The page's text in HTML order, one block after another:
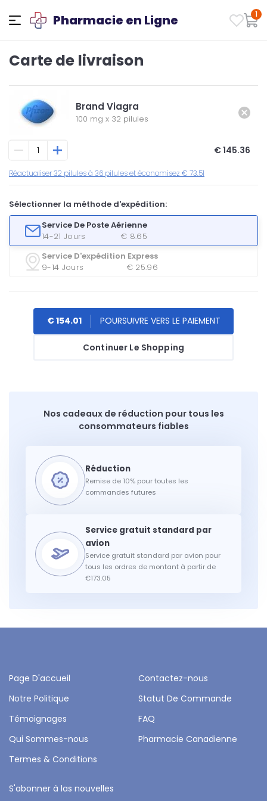
Pharmacie en Ligne 1
Carte de livraison
Brand Viagra
100 mg x 32 pilules
€ 145.36
Réactualiser 32 pilules à 36 pilules et économisez € 73.51
Sélectionner la méthode d'expédition:
Service De Poste Aérienne
14-21 Jours
€ 8.65
Service D'expédition Express
9-14 Jours
€ 25.96
Continuer Le Shopping
€ 154.01
Nos cadeaux de réduction pour tous les
consommateurs fiables
Remise de 10% pour toutes les
commandes futures
Service gratuit standard par avion pour
tous les ordres de montant à partir de
€173.05
Page D'accueil
Contactez-nous
Notre Politique
Statut De Commande
Témoignages
FAQ
Qui Sommes-nous
Pharmacie Canadienne
Termes & Conditions
S'abonner à las nouvelles